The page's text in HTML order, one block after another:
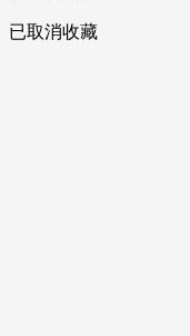
已取消收藏